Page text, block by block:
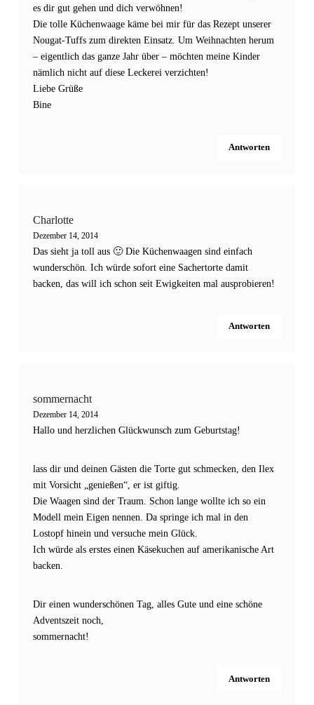
es dir gut gehen und dich verwöhnen!
Die tolle Küchenwaage käme bei mir für das Rezept unserer
Nougat-Tuffs zum direkten Einsatz. Um Weihnachten herum
– eigentlich das ganze Jahr über – möchten meine Kinder
nämlich nicht auf diese Leckerei verzichten!
Liebe Grüße
Bine
Antworten
Charlotte
Dezember 14, 2014
Das sieht ja toll aus 🙂 Die Küchenwaagen sind einfach
wunderschön. Ich würde sofort eine Sachertorte damit
backen, das will ich schon seit Ewigkeiten mal ausprobieren!
Antworten
sommernacht
Dezember 14, 2014
Hallo und herzlichen Glückwunsch zum Geburtstag!
lass dir und deinen Gästen die Torte gut schmecken, den Ilex
mit Vorsicht „genießen“, er ist giftig.
Die Waagen sind der Traum. Schon lange wollte ich so ein
Modell mein Eigen nennen. Da springe ich mal in den
Lostopf hinein und versuche mein Glück.
Ich würde als erstes einen Käsekuchen auf amerikanische Art
backen.
Dir einen wunderschönen Tag, alles Gute und eine schöne
Adventszeit noch,
sommernacht!
Antworten